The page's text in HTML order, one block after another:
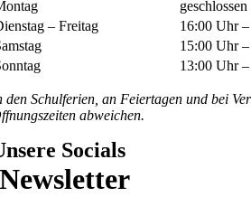
geschlossen
– Freitag
16:00 Uhr
15:00 Uhr
13:00 Uhr
den Schulferien, an Feiertagen und bei
abweichen.
Socials
Newsletter